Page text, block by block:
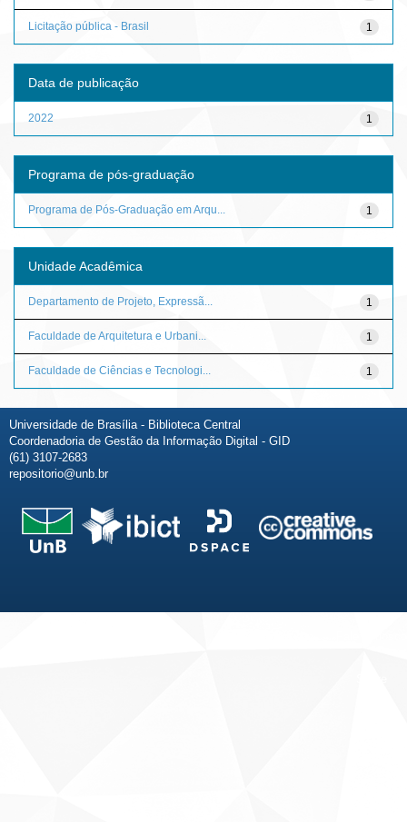
1
Licitação pública - Brasil
Data de publicação
1
2022
Programa de pós-graduação
1
Programa de Pós-Graduação em Arqu...
Unidade Acadêmica
1
Departamento de Projeto, Expressã...
1
Faculdade de Arquitetura e Urbani...
1
Faculdade de Ciências e Tecnologi...
Universidade de Brasília - Biblioteca Central
Coordenadoria de Gestão da Informação Digital - GID
(61) 3107-2683
repositorio@unb.br